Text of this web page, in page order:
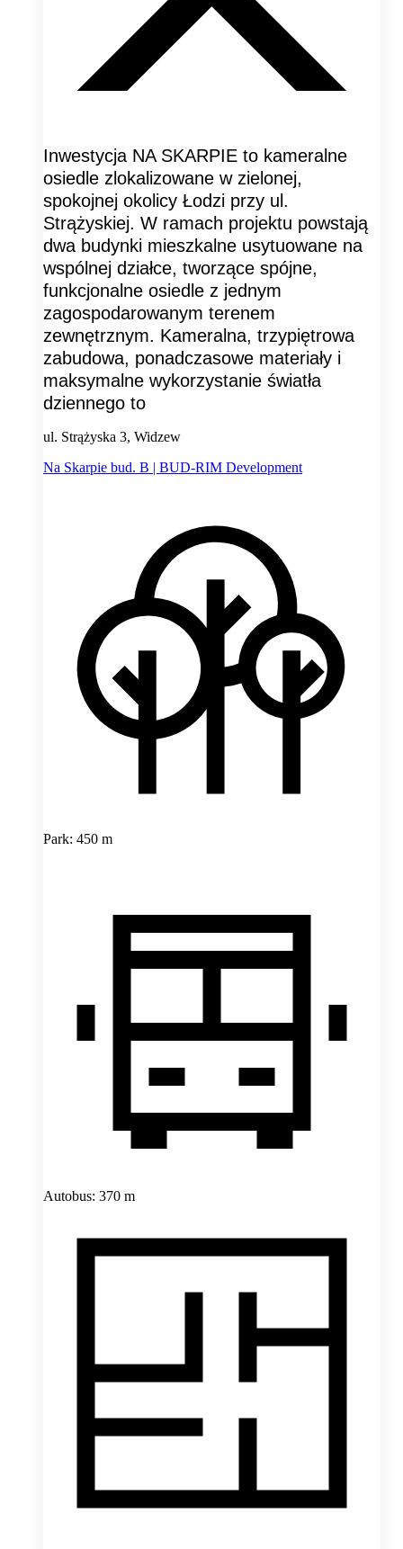
Inwestycja NA SKARPIE to kameralne
osiedle zlokalizowane w zielonej,
spokojnej okolicy Łodzi przy ul.
Strążyskiej. W ramach projektu powstają
dwa budynki mieszkalne usytuowane na
wspólnej działce, tworzące spójne,
funkcjonalne osiedle z jednym
zagospodarowanym terenem
zewnętrznym. Kameralna, trzypiętrowa
zabudowa, ponadczasowe materiały i
maksymalne wykorzystanie światła
dziennego to
ul. Strążyska 3, Widzew
Na Skarpie bud. B | BUD-RIM Development
Park: 450 m
Autobus: 370 m